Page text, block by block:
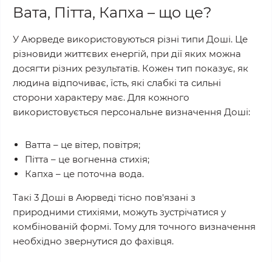
Вата, Пітта, Капха – що це?
У Аюрведе використовуються різні типи Доші. Це
різновиди життєвих енергій, при дії яких можна
досягти різних результатів. Кожен тип показує, як
людина відпочиває, їсть, які слабкі та сильні
сторони характеру має. Для кожного
використовується персональне визначення Доші:
Ватта – це вітер, повітря;
Пітта – це вогненна стихія;
Капха – це поточна вода.
Такі 3 Доші в Аюрведі тісно пов'язані з
природними стихіями, можуть зустрічатися у
комбінованій формі. Тому для точного визначення
необхідно звернутися до фахівця.